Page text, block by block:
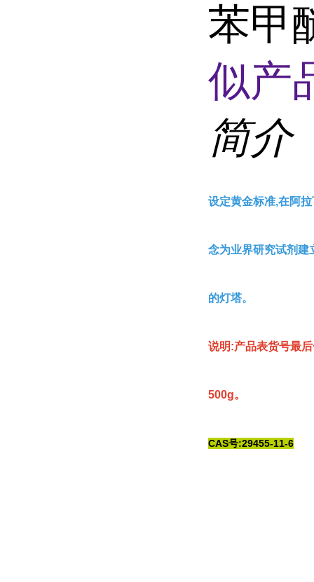
苯甲
似产
简介
设定黄金标准,在阿
念为业界研究试剂建
的灯塔。
说明:产品表货号最
500g。
CAS号:29455-11-6